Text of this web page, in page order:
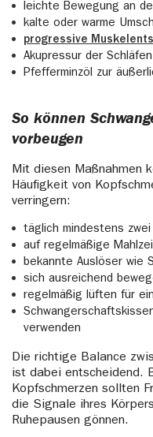
leichte Bewegung an
kalte oder warme
progressive
Akupressur der Schläfen
Pfefferminzöl zur
So können
vorbeugen
Mit diesen Maßnahmen
Häufigkeit von
verringern:
täglich mindestens
auf regelmäßige
bekannte Auslöser wie
sich ausreichend
regelmäßig lüften für
verwenden
Die richtige Balance
ist dabei entscheidend.
Kopfschmerzen sollten
die Signale ihres
Ruhepausen gönnen.